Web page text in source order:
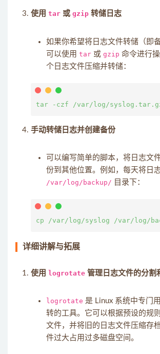
使用 tar 或 gzip 转储日志
如果你希望将日志文件转储（即
可以使用 tar 或 gzip 命令进行
个日志文件压缩并转储：
手动转储日志并创建备份
可以编写简单的脚本，将日志文
份到其他位置。例如，每天将日
/var/log/backup/ 目录下：
详细讲解与拓展
使用 logrotate 管理日志文件的分割
logrotate 是 Linux 系统中专门
转的工具。它可以根据预设的规
文件，并将旧的日志文件压缩存
件过大占用过多磁盘空间。